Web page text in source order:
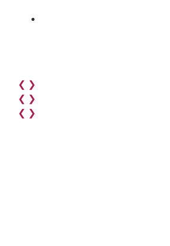
❮ ❯
❮ ❯
❮ ❯